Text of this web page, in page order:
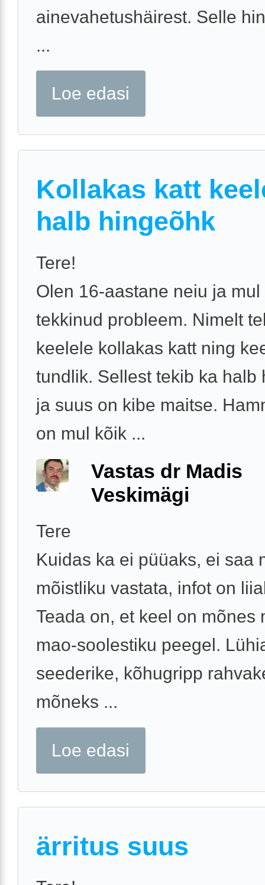
ainevahetushäirest. Selle
...
Loe edasi
Kollakas katt
halb hingeõhk
Tere!
Olen 16-aastane neiu ja mul
tekkinud probleem. Nimelt
keelele kollakas katt ning
tundlik. Sellest tekib ka halb
ja suus on kibe maitse.
on mul kõik ...
Vastas dr Madis
Veskimägi
Tere
Kuidas ka ei püüaks, ei saa
mõistliku vastata, infot on
Teada on, et keel on mõnes
mao-soolestiku peegel.
seederike, kõhugripp
mõneks ...
Loe edasi
ärritus suus